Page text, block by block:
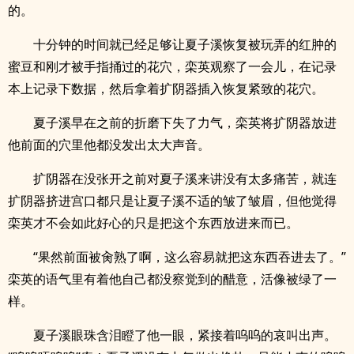
的。
十分钟的时间就已经足够让夏子溪恢复被玩弄的红肿的
蜜豆和刚才被手指捅过的花穴，栾英观察了一会儿，在记录
本上记录下数据，然后拿着扩阴器插入恢复紧致的花穴。
夏子溪早在之前的折磨下失了力气，栾英将扩阴器放进
他前面的穴里他都没发出太大声音。
扩阴器在没张开之前对夏子溪来讲没有太多痛苦，就连
扩阴器挤进宫口都只是让夏子溪不适的皱了皱眉，但他觉得
栾英才不会如此好心的只是把这个东西放进来而已。
“果然前面被肏熟了啊，这么容易就把这东西吞进去了。”
栾英的语气里有着他自己都没察觉到的醋意，活像被绿了一
样。
夏子溪眼珠含泪瞪了他一眼，紧接着呜呜的哀叫出声。